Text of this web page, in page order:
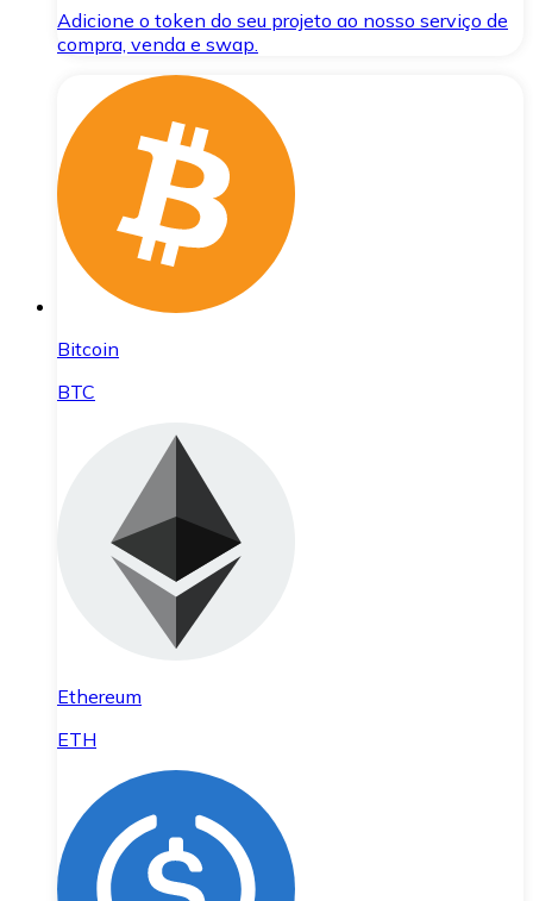
Adicione o token do seu projeto ao nosso serviço de
compra, venda e swap.
Bitcoin
BTC
Ethereum
ETH